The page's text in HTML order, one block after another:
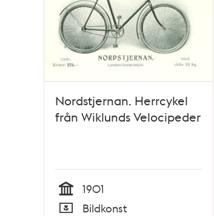
Nordstjernan. Herrcykel
från Wiklunds Velocipeder
Tid
1901
Bildkonst